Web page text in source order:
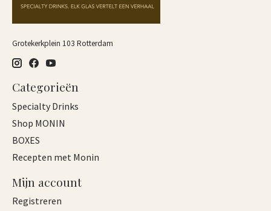
Grotekerkplein 103 Rotterdam
Categorieën
Specialty Drinks
Shop MONIN
BOXES
Recepten met Monin
Mijn account
Registreren